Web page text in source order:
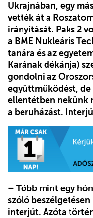
Ukrajnában, egy
vették át a
irányítását. Paks 2
a BME Nukleáris
tanára és az
Karának dékánja)
gondolni az
együttműködést, de
ellentétben nekünk
a beruházást.
– Több mint egy
szóló
interjút. Azóta